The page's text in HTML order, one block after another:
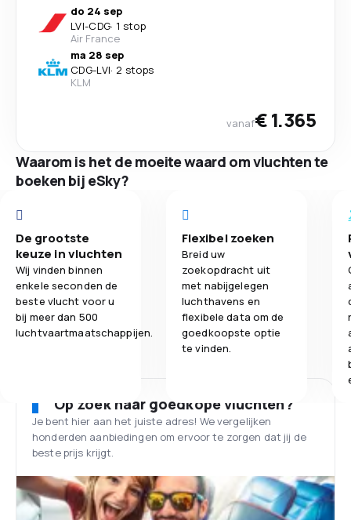
do 24 sep
LVI-CDG· 1 stop
Air France
ma 28 sep
CDG-LVI· 2 stops
KLM
vanaf€ 1.365
Waarom is het de moeite waard om vluchten te
boeken bij eSky?
De grootste
keuze in vluchten
Wij vinden binnen
enkele seconden de
beste vlucht voor u
bij meer dan 500
luchtvaartmaatschappijen.
Flexibel zoeken
Breid uw
zoekopdracht uit
met nabijgelegen
luchthavens en
flexibele data om de
goedkoopste optie
te vinden.
Op zoek naar goedkope vluchten?
Je bent hier aan het juiste adres! We vergelijken
honderden aanbiedingen om ervoor te zorgen dat jij de
beste prijs krijgt.